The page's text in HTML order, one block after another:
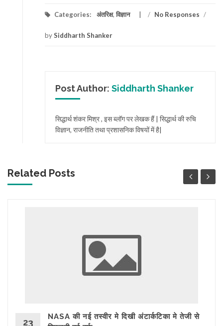
Categories: अंतरिक्ष, विज्ञान / No Responses /
bySiddharth Shanker
Post Author: Siddharth Shanker
सिद्धार्थ शंकर मिश्र , इस ब्लॉग पर लेखक हैं | सिद्धार्थ की रुचि
विज्ञान, राजनीति तथा प्रशासनिक विषयों में है|
Related Posts
23
NASA की नई तस्वीर मे दिखी अंटार्कटिका मे तेजी से